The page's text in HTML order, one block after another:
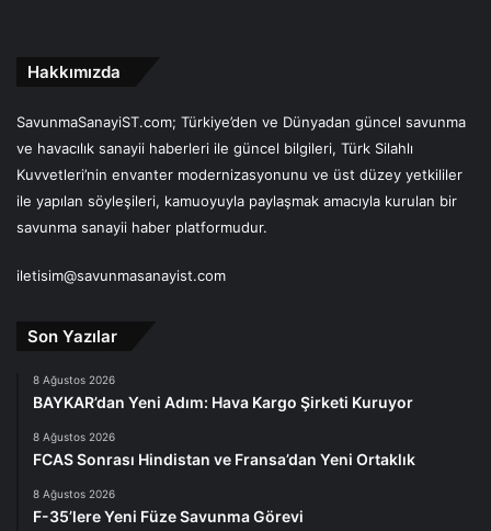
Hakkımızda
SavunmaSanayiST.com; Türkiye’den ve Dünyadan güncel savunma
ve havacılık sanayii haberleri ile güncel bilgileri, Türk Silahlı
Kuvvetleri’nin envanter modernizasyonunu ve üst düzey yetkililer
ile yapılan söyleşileri, kamuoyuyla paylaşmak amacıyla kurulan bir
savunma sanayii haber platformudur.
iletisim@savunmasanayist.com
Son Yazılar
8 Ağustos 2026
BAYKAR’dan Yeni Adım: Hava Kargo Şirketi Kuruyor
8 Ağustos 2026
FCAS Sonrası Hindistan ve Fransa’dan Yeni Ortaklık
8 Ağustos 2026
F-35’lere Yeni Füze Savunma Görevi